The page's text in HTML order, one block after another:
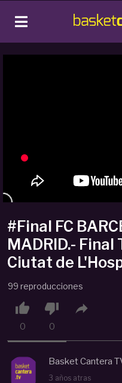
#Final FC
MADRID.- Final
Ciutat de
99 reproducciones

0

0

Basket Cantera
3 años atras